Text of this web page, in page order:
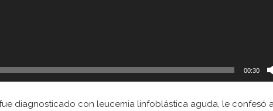
00:30
diagnosticado con leucemia linfoblástica aguda, le confesó